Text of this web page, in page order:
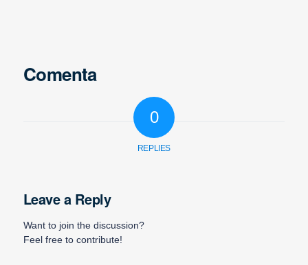
Comenta
0
REPLIES
Leave a Reply
Want to join the discussion?
Feel free to contribute!